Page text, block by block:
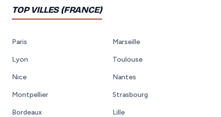
TOP VILLES (FRANCE)
Paris Marseille
Lyon Toulouse
Nice Nantes
Montpellier Strasbourg
Bordeaux Lille